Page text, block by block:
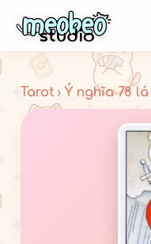
Tarot › Ý nghĩa 78 lá